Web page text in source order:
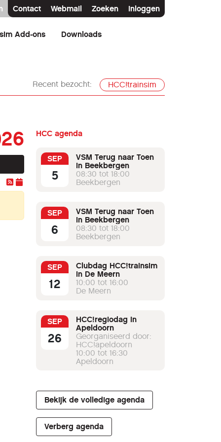
Contact Webmail Zoeken Inloggen
Add-ons Downloads
Recent bezocht: HCC!trainsim
HCC agenda
SEP
5
VSM Terug naar Toen
in Beekbergen
08:30 tot 18:00
Beekbergen
SEP
6
VSM Terug naar Toen
in Beekbergen
08:30 tot 18:00
Beekbergen
SEP
12
Clubdag HCC!trainsim
in De Meern
10:00 tot 16:00
De Meern
SEP
26
HCC!regiodag in
Apeldoorn
Georganiseerd door:
HCC!apeldoorn
10:00 tot 16:30
Apeldoorn
Bekijk de volledige agenda
Verberg agenda